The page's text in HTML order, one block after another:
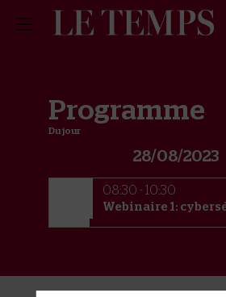
Programme
Du jour
28/08/2023
08:30 - 10:30
Webinaire 1: